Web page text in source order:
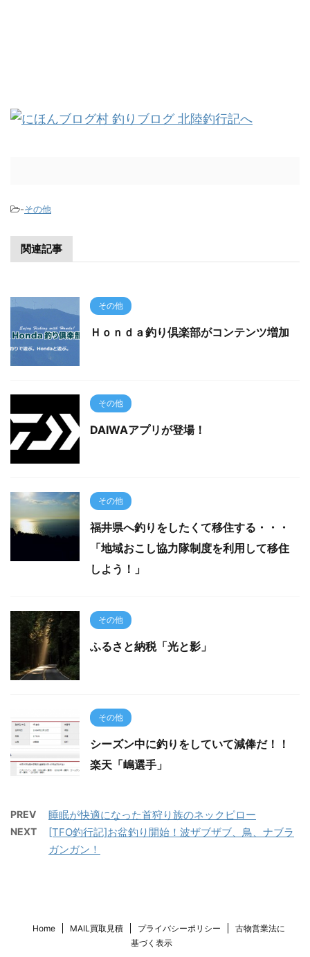
-その他
関連記事
その他
Ｈｏｎｄａ釣り倶楽部がコンテンツ増加
その他
DAIWAアプリが登場！
その他
福井県へ釣りをしたくて移住する・・・
「地域おこし協力隊制度を利用して移住
しよう！」
その他
ふるさと納税「光と影」
その他
シーズン中に釣りをしていて減俸だ！！
楽天「嶋選手」
PREV 睡眠が快適になった首狩り族のネックピロー
NEXT
[TFO釣行記]お盆釣り開始！波ザブザブ、鳥、ナブラ
ガンガン！
Home MAIL買取見積 プライバシーポリシー
古物営業法に
基づく表示